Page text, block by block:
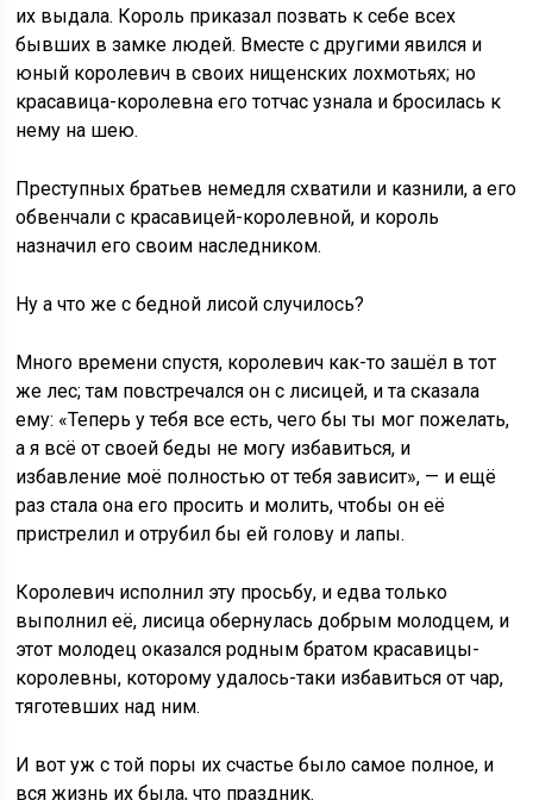
их выдала. Король приказал позвать к себе всех
бывших в замке людей. Вместе с другими явился и
юный королевич в своих нищенских лохмотьях; но
красавица-королевна его тотчас узнала и бросилась к
нему на шею.
Преступных братьев немедля схватили и казнили, а его
обвенчали с красавицей-королевной, и король
назначил его своим наследником.
Ну а что же с бедной лисой случилось?
Много времени спустя, королевич как-то зашёл в тот
же лес; там повстречался он с лисицей, и та сказала
ему: «Теперь у тебя все есть, чего бы ты мог пожелать,
а я всё от своей беды не могу избавиться, и
избавление моё полностью от тебя зависит», — и ещё
раз стала она его просить и молить, чтобы он её
пристрелил и отрубил бы ей голову и лапы.
Королевич исполнил эту просьбу, и едва только
выполнил её, лисица обернулась добрым молодцем, и
этот молодец оказался родным братом красавицы-
королевны, которому удалось-таки избавиться от чар,
тяготевших над ним.
И вот уж с той поры их счастье было самое полное, и
вся жизнь их была, что праздник.